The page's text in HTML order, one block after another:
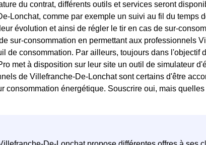
du contrat, différents outils et services seront
Lonchat, comme par exemple un suivi au fil du temps
évolution et ainsi de régler le tir en cas de sur-
sur-consommation en permettant aux professionnels
de consommation. Par ailleurs, toujours dans l'objectif
met à disposition sur leur site un outil de simulateur
de Villefranche-De-Lonchat sont certains d'être
consommation énergétique. Souscrire oui, mais quelles